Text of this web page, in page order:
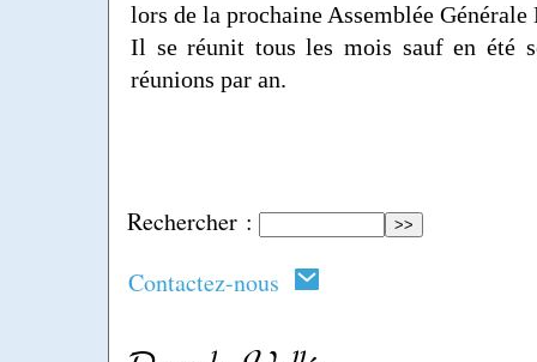
Rechercher :
Contactez-nous
lors de la prochaine Assemblée
Il se réunit tous les mois sauf en été
réunions par an.